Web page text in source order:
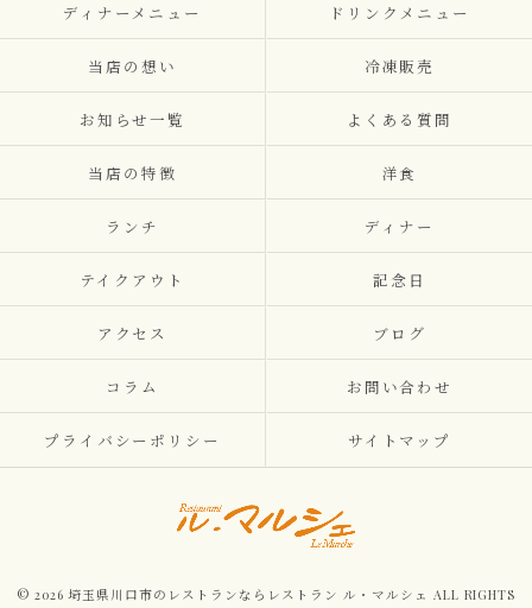
ディナーメニュー ドリンクメニュー
当店の想い 冷凍販売
お知らせ一覧 よくある質問
当店の特徴 洋食
ランチ ディナー
テイクアウト 記念日
アクセス ブログ
コラム お問い合わせ
プライバシーポリシー サイトマップ
© 2026 埼玉県川口市のレストランならレストラン ル・マルシェ ALL RIGHTS